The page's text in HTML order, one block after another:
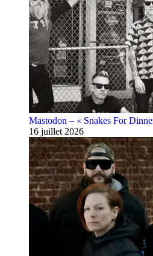
Mastodon – « Snakes For
16 juillet 2026